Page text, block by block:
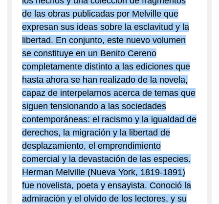
de las obras publicadas por Melville que
expresan sus ideas sobre la esclavitud y la
libertad. En conjunto, este nuevo volumen
se constituye en un Benito Cereno
completamente distinto a las ediciones que
hasta ahora se han realizado de la novela,
capaz de interpelarnos acerca de temas que
siguen tensionando a las sociedades
contemporáneas: el racismo y la igualdad de
derechos, la migración y la libertad de
desplazamiento, el emprendimiento
comercial y la devastación de las especies.
Herman Melville (Nueva York, 1819-1891)
fue novelista, poeta y ensayista. Conoció la
admiración y el olvido de los lectores, y su